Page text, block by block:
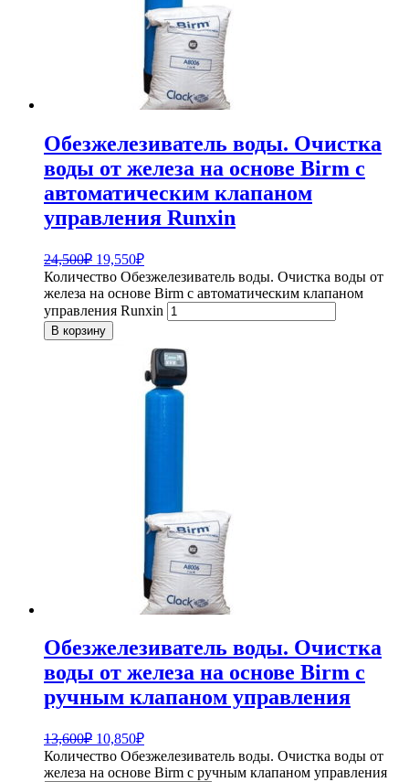
Обезжелезиватель воды. Очистка
воды от железа на основе Birm с
автоматическим клапаном
управления Runxin
24,500₽ 19,550₽
Количество Обезжелезиватель воды. Очистка воды от
железа на основе Birm с автоматическим клапаном
управления Runxin
В корзину
Обезжелезиватель воды. Очистка
воды от железа на основе Birm с
ручным клапаном управления
13,600₽ 10,850₽
Количество Обезжелезиватель воды. Очистка воды от
железа на основе Birm с ручным клапаном управления